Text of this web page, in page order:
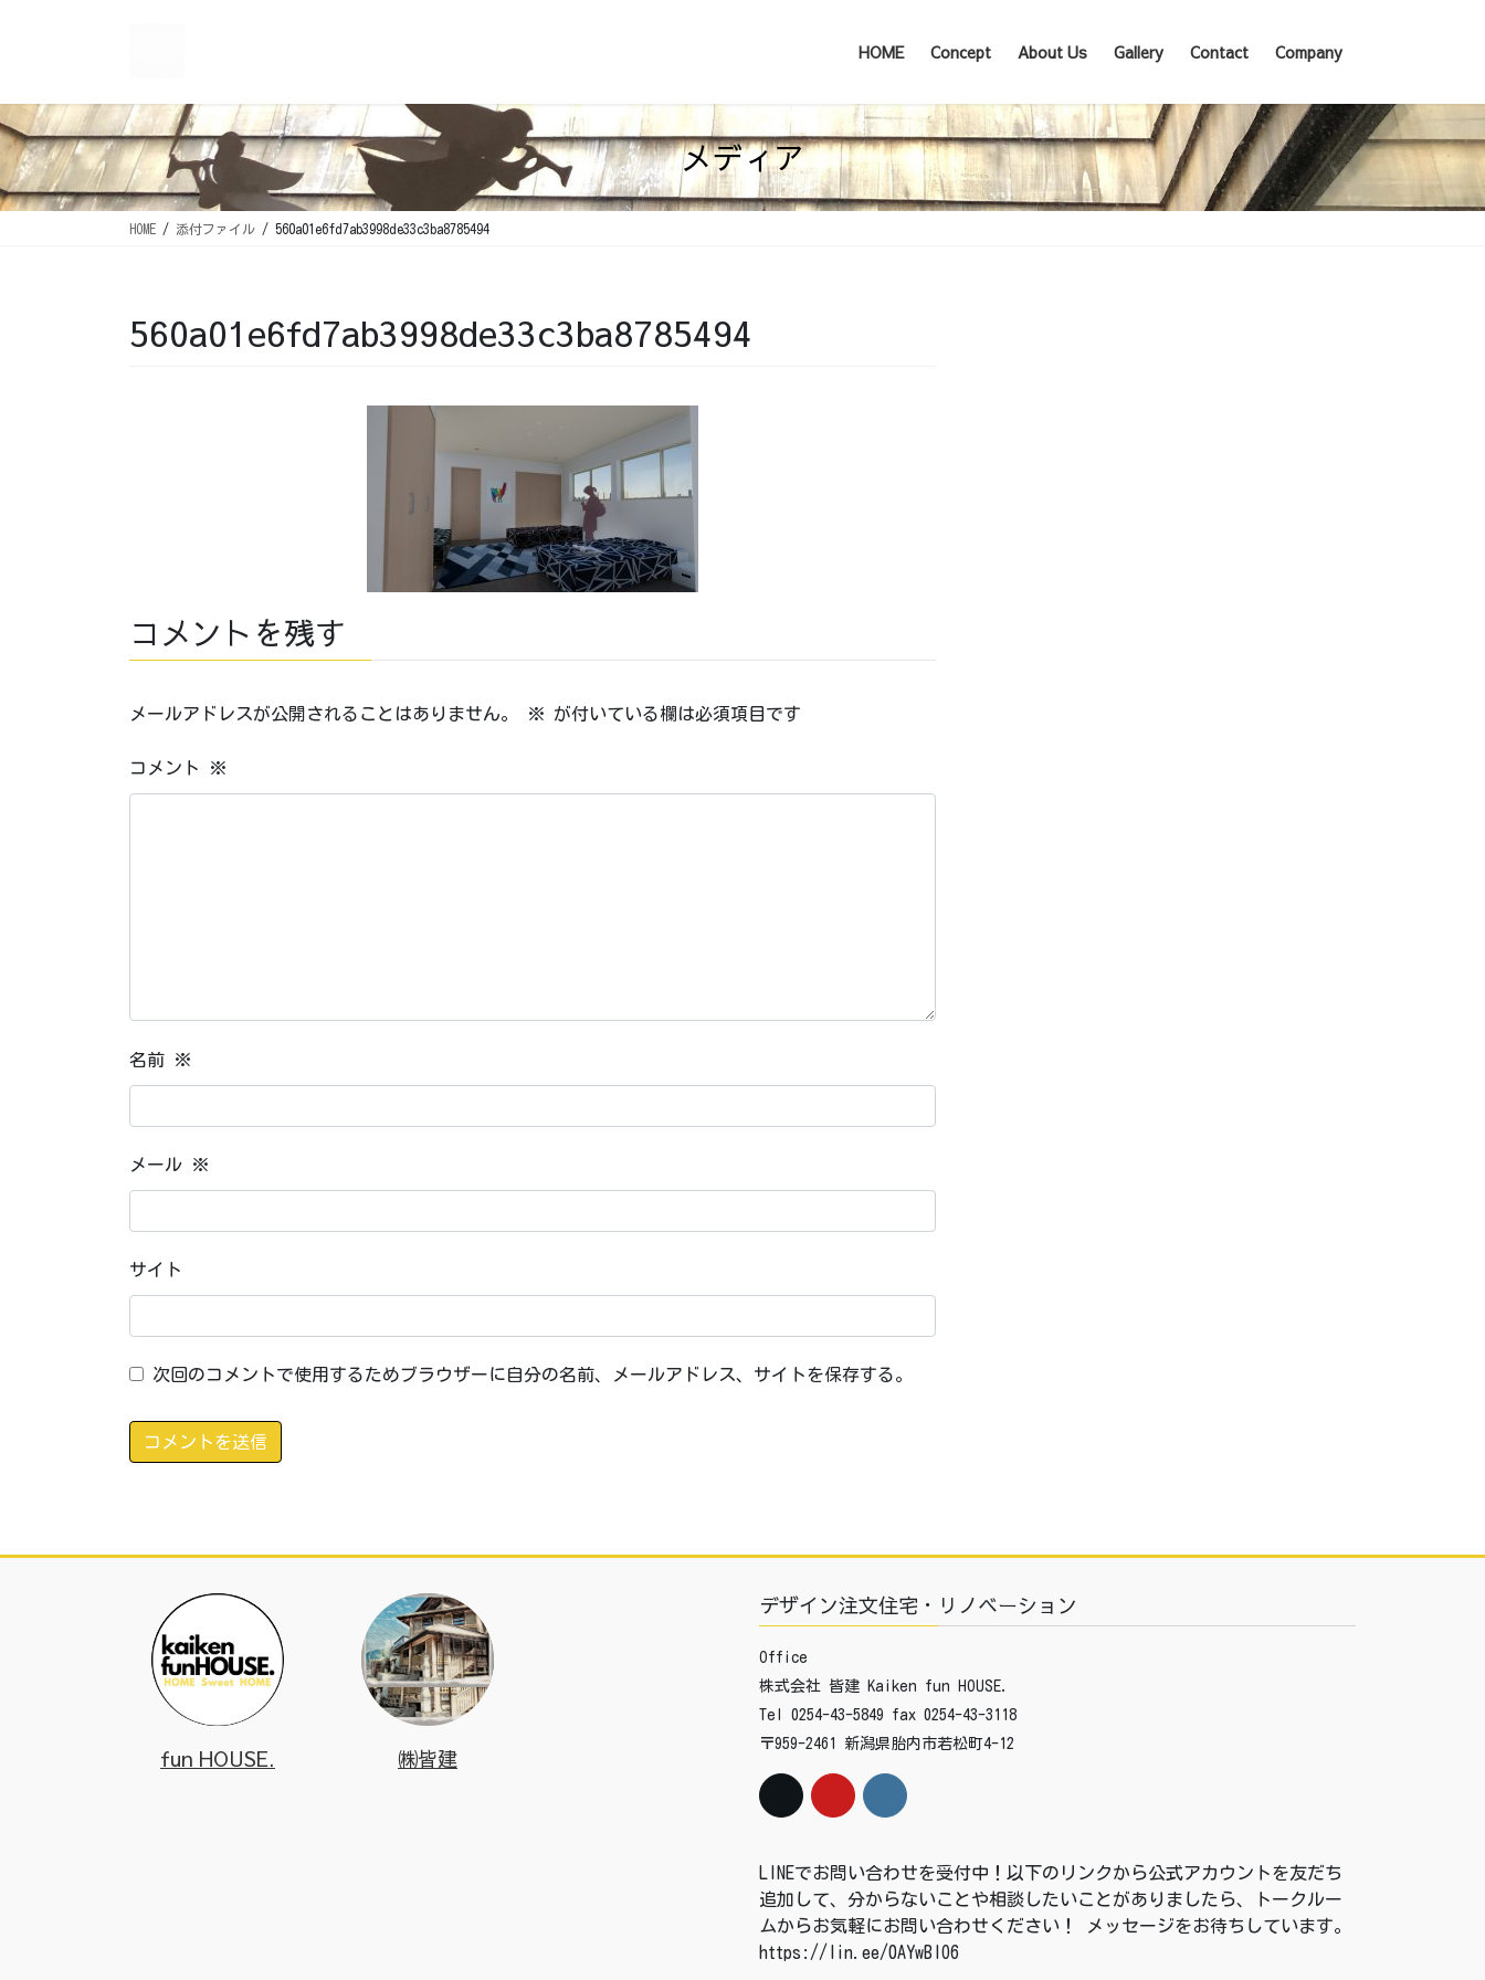
ツ
に
移
動
シ
ョ
ン
に
HOME Concept About Us Gallery Contact Company
メディア
HOME 添付ファイル 560a01e6fd7ab3998de33c3ba8785494
560a01e6fd7ab3998de33c3ba8785494
コメントを残す
メールアドレスが公開されることはありません。 ※ が付いている欄は必須項目です
コメント ※
名前 ※
メール ※
サイト
次回のコメントで使用するためブラウザーに自分の名前、メールアドレス、サイトを保存する。
fun HOUSE. ㈱皆建
デザイン注文住宅・リノベーション
Office
株式会社 皆建 Kaiken fun HOUSE.
Tel 0254-43-5849 fax 0254-43-3118
〒959-2461 新潟県胎内市若松町4-12
LINEでお問い合わせを受付中！以下のリンクから公式アカウントを友だち
追加して、分からないことや相談したいことがありましたら、トークルー
ムからお気軽にお問い合わせください！ メッセージをお待ちしています。
https://lin.ee/0AYwBIO6